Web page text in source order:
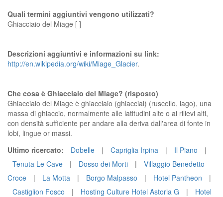
Quali termini aggiuntivi vengono utilizzati?
Ghiacciaio del Miage [ ]
Descrizioni aggiuntivi e informazioni su link:
http://en.wikipedia.org/wiki/Miage_Glacier.
Che cosa è Ghiacciaio del Miage? (risposto)
Ghiacciaio del Miage è ghiacciaio (ghiacciai) (ruscello, lago), una
massa di ghiaccio, normalmente alle latitudini alte o ai rilievi alti,
con densità sufficiente per andare alla deriva dall'area di fonte in
lobi, lingue or massi.
Ultimo ricercato:
Dobelle | Capriglia Irpina | Il Piano
|
Tenuta Le Cave
| Dosso dei Morti |
Villaggio Benedetto
Croce
| La Motta | Borgo Malpasso | Hotel Pantheon
|
Castiglion Fosco
| Hosting Culture Hotel Astoria G |
Hotel